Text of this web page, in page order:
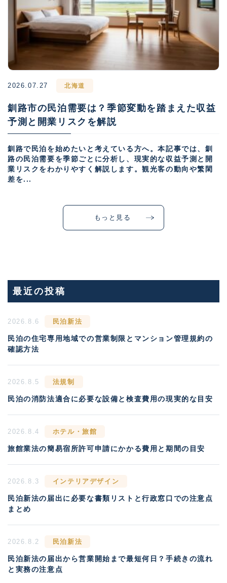
2026.07.27 北海道
釧路市の民泊需要は？季節変動を踏まえた収益
予測と開業リスクを解説
釧路で民泊を始めたいと考えている方へ。本記事では、釧
路の民泊需要を季節ごとに分析し、現実的な収益予測と開
業リスクをわかりやすく解説します。観光客の動向や繁閑
差を...
もっと見る
最近の投稿
2026.8.6 民泊新法
民泊の住宅専用地域での営業制限とマンション管理規約の
確認方法
2026.8.5 法規制
民泊の消防法適合に必要な設備と検査費用の現実的な目安
2026.8.4 ホテル・旅館
旅館業法の簡易宿所許可申請にかかる費用と期間の目安
2026.8.3 インテリアデザイン
民泊新法の届出に必要な書類リストと行政窓口での注意点
まとめ
2026.8.2 民泊新法
民泊新法の届出から営業開始まで最短何日？手続きの流れ
と実務の注意点